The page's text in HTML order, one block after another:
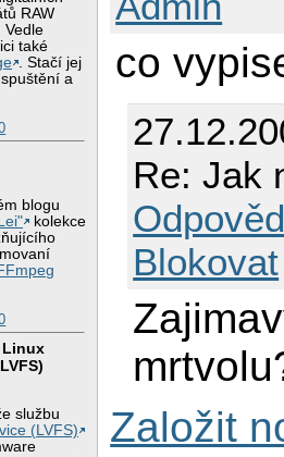
RAW
Vedle
také
. Stačí jej
a
blogu
kolekce
Linux
službu
(LVFS)
co
Re: Jak
Blokovat
Založit